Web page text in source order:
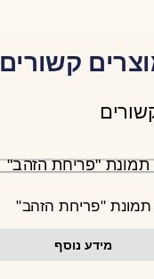
קשורים
תמונת "פריחת הזהב"
מידע נוסף